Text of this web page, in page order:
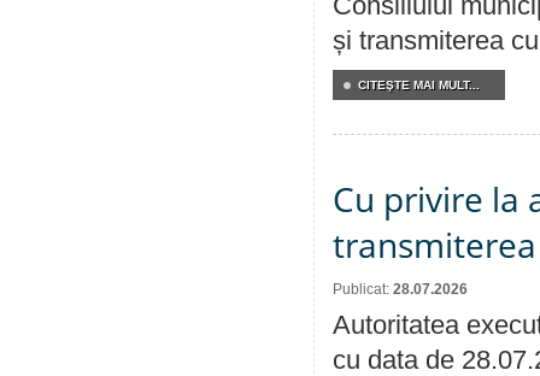
și transmiterea
CITEŞTE MAI MULT...
Cu privire la
Publicat: 28.07.2026
Autoritatea
cu data de